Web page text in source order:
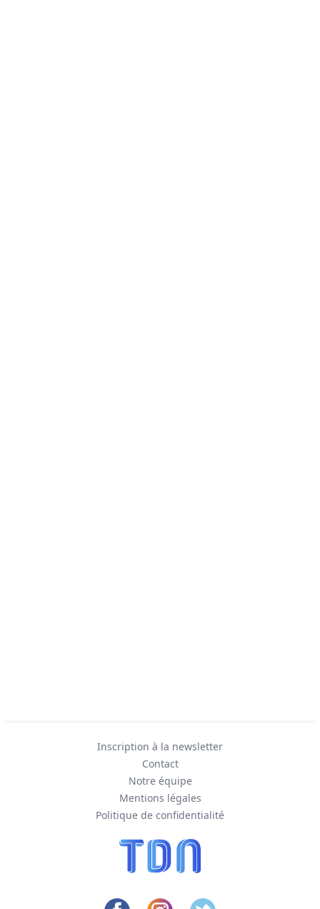
Inscription à la newsletter
Contact
Notre équipe
Mentions légales
Politique de confidentialité